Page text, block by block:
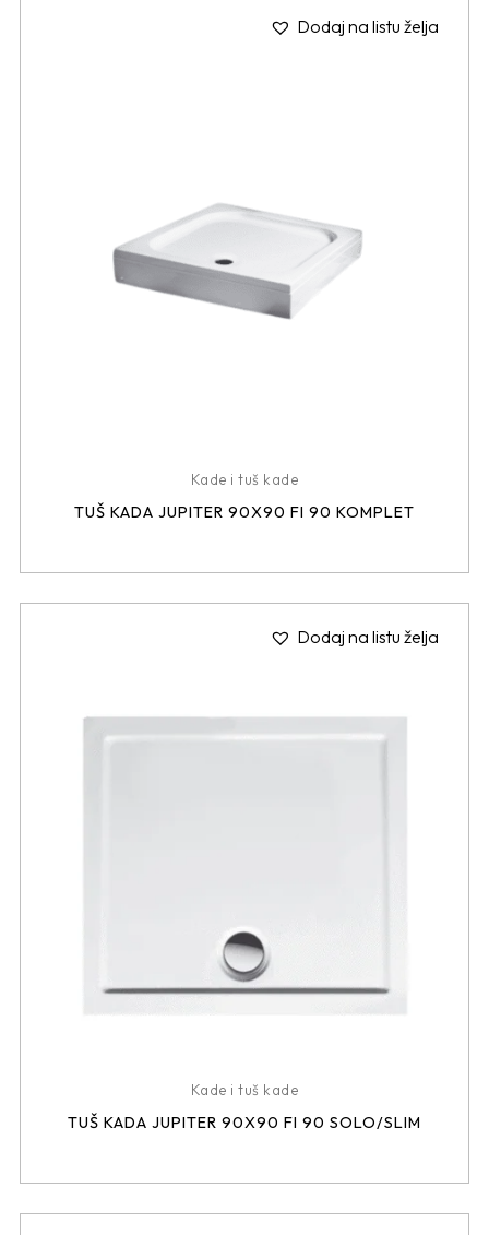
Dodaj na listu želja
Kade i tuš kade
TUŠ KADA JUPITER 90X90 FI 90 KOMPLET
Dodaj na listu želja
Kade i tuš kade
TUŠ KADA JUPITER 90X90 FI 90 SOLO/SLIM